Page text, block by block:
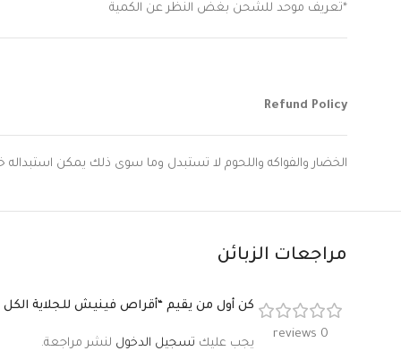
*تعريف موحد للشحن بغض النظر عن الكمية
Refund Policy
الخضار والفواكه واللحوم لا تستبدل وما سوى ذلك يمكن استبداله خلال 9 ساعات اذا لم يتعرض المنتج
مراجعات الزبائن
0 reviews
كن أول من يقيم “أقراص فينيش للجلاية الكل (25
يجب عليك تسجيل الدخول لنشر مراجعة.